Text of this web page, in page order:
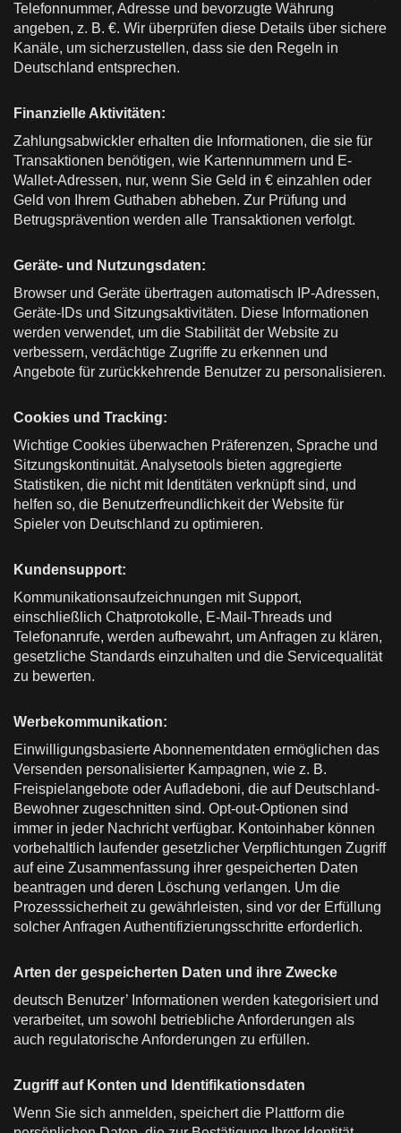
Telefonnummer, Adresse und bevorzugte Währung
angeben, z. B. €. Wir überprüfen diese Details über sichere
Kanäle, um sicherzustellen, dass sie den Regeln in
Deutschland entsprechen.
Finanzielle Aktivitäten:
Zahlungsabwickler erhalten die Informationen, die sie für
Transaktionen benötigen, wie Kartennummern und E-
Wallet-Adressen, nur, wenn Sie Geld in € einzahlen oder
Geld von Ihrem Guthaben abheben. Zur Prüfung und
Betrugsprävention werden alle Transaktionen verfolgt.
Geräte- und Nutzungsdaten:
Browser und Geräte übertragen automatisch IP-Adressen,
Geräte-IDs und Sitzungsaktivitäten. Diese Informationen
werden verwendet, um die Stabilität der Website zu
verbessern, verdächtige Zugriffe zu erkennen und
Angebote für zurückkehrende Benutzer zu personalisieren.
Cookies und Tracking:
Wichtige Cookies überwachen Präferenzen, Sprache und
Sitzungskontinuität. Analysetools bieten aggregierte
Statistiken, die nicht mit Identitäten verknüpft sind, und
helfen so, die Benutzerfreundlichkeit der Website für
Spieler von Deutschland zu optimieren.
Kundensupport:
Kommunikationsaufzeichnungen mit Support,
einschließlich Chatprotokolle, E-Mail-Threads und
Telefonanrufe, werden aufbewahrt, um Anfragen zu klären,
gesetzliche Standards einzuhalten und die Servicequalität
zu bewerten.
Werbekommunikation:
Einwilligungsbasierte Abonnementdaten ermöglichen das
Versenden personalisierter Kampagnen, wie z. B.
Freispielangebote oder Aufladeboni, die auf Deutschland-
Bewohner zugeschnitten sind. Opt-out-Optionen sind
immer in jeder Nachricht verfügbar. Kontoinhaber können
vorbehaltlich laufender gesetzlicher Verpflichtungen Zugriff
auf eine Zusammenfassung ihrer gespeicherten Daten
beantragen und deren Löschung verlangen. Um die
Prozesssicherheit zu gewährleisten, sind vor der Erfüllung
solcher Anfragen Authentifizierungsschritte erforderlich.
Arten der gespeicherten Daten und ihre Zwecke
deutsch Benutzer’ Informationen werden kategorisiert und
verarbeitet, um sowohl betriebliche Anforderungen als
auch regulatorische Anforderungen zu erfüllen.
Zugriff auf Konten und Identifikationsdaten
Wenn Sie sich anmelden, speichert die Plattform die